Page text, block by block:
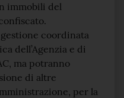
immobili del
coordinata
dell’Agenzia e di
ma potranno
di altre
per la